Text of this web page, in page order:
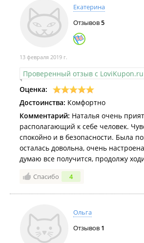
Екатерина
Отзывов5
13 февраля 2019 г.
Проверенный отзыв с LoviKupon.ru
Оценка:
Достоинства: Комфортно
Комментарий: Наталья очень
располагающий к себе человек.
спокойно и в безопасности. Была
осталась довольна, очень
думаю все получится, продолжу
Спасибо 4
Ольга
Отзывов 1